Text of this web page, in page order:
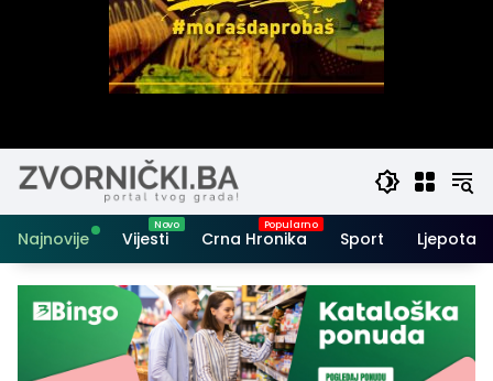
Najnovije Vijesti Crna Hronika Sport Ljepota i